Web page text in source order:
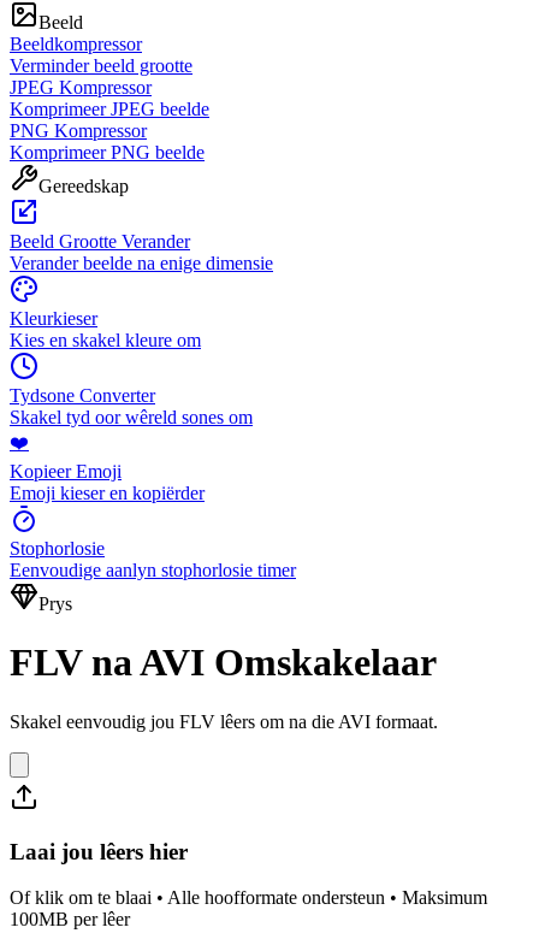
Beeld
Beeldkompressor
Verminder beeld grootte
JPEG Kompressor
Komprimeer JPEG beelde
PNG Kompressor
Komprimeer PNG beelde
Gereedskap
Beeld Grootte Verander
Verander beelde na enige dimensie
Kleurkieser
Kies en skakel kleure om
Tydsone Converter
Skakel tyd oor wêreld sones om
❤️
Kopieer Emoji
Emoji kieser en kopiërder
Stophorlosie
Eenvoudige aanlyn stophorlosie timer
Prys
FLV na AVI Omskakelaar
Skakel eenvoudig jou FLV lêers om na die AVI formaat.
Laai jou lêers hier
Of klik om te blaai • Alle hoofformate ondersteun • Maksimum
100MB per lêer